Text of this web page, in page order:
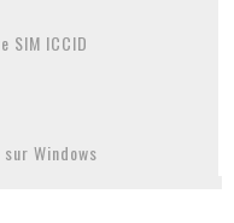
SIM ICCID
Windows